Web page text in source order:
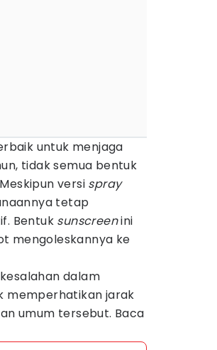
untuk menjaga
tidak semua bentuk
versi spray
tetap
Bentuk sunscreenini
mengoleskannya ke
dalam
memperhatikan jarak
umum tersebut. Baca